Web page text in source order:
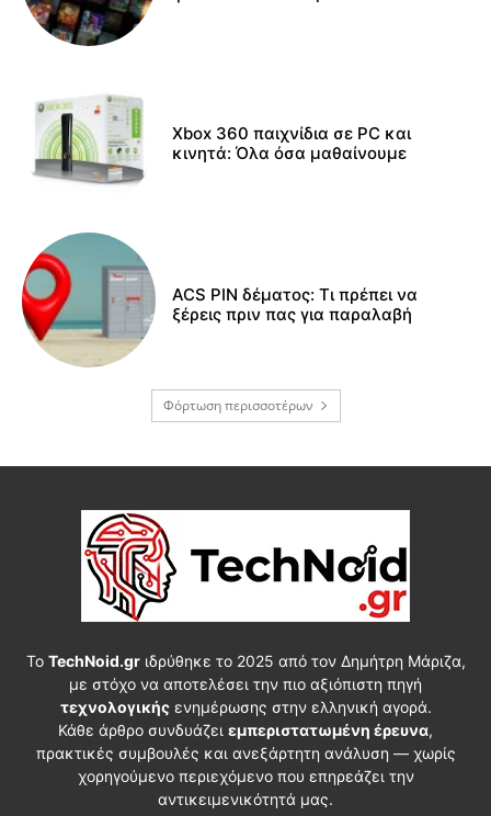
Xbox 360 παιχνίδια σε PC και
κινητά: Όλα όσα μαθαίνουμε
ACS PIN δέματος: Τι πρέπει να
ξέρεις πριν πας για παραλαβή
Φόρτωση περισσοτέρων
Το TechNoid.grιδρύθηκε το 2025 από τον Δημήτρη Μάριζα,
με στόχο να αποτελέσει την πιο αξιόπιστη πηγή
τεχνολογικήςενημέρωσης στην ελληνική αγορά.
Κάθε άρθρο συνδυάζει εμπεριστατωμένη έρευνα,
πρακτικές συμβουλές και ανεξάρτητη ανάλυση — χωρίς
χορηγούμενο περιεχόμενο που επηρεάζει την
αντικειμενικότητά μας.